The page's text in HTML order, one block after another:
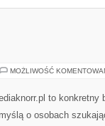
MOŻLIWOŚĆ
to konkretny
o osobach